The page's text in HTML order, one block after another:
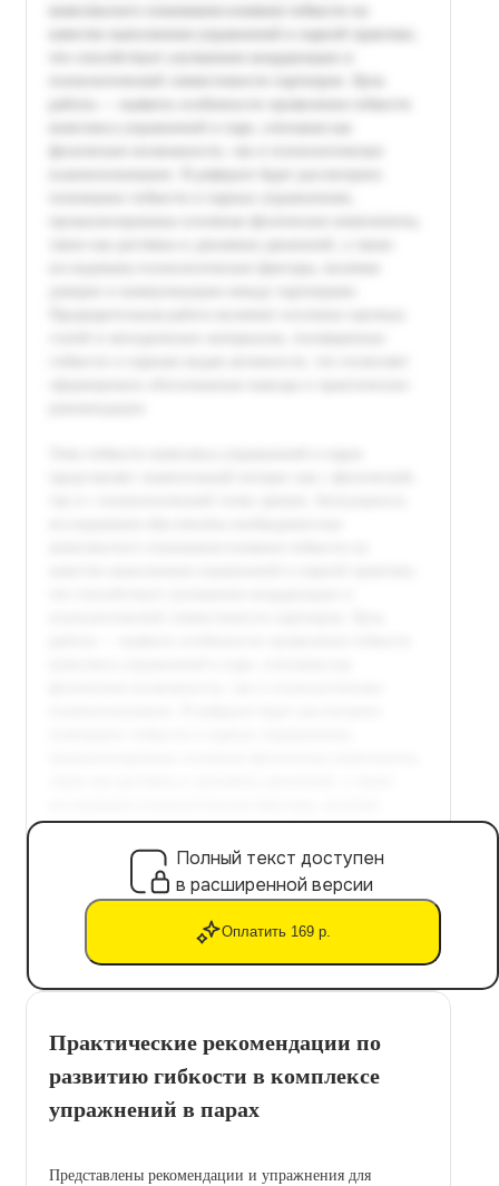
Полный текст доступен
в расширенной версии
Оплатить 169 р.
Практические рекомендации по
развитию гибкости в комплексе
упражнений в парах
Представлены рекомендации и упражнения для